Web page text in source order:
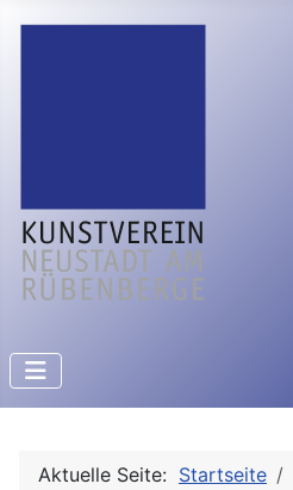
Aktuelle Seite: Startseite